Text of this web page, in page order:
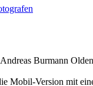
Mobil-Version mit